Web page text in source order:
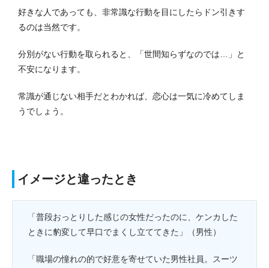
好きな人であっても、非常識な行動を目にしたらドン引きす
るのは当然です。
分別がない行動を取られると、「世間知らずなのでは…」と
不安になります。
常識が通じない相手だとわかれば、恋心は一気に冷めてしま
うでしょう。
イメージと違ったとき
「普段おっとりした感じの女性だったのに、ケンカした
ときに豹変して早口でまくし立ててきた」（男性）
「職場の憧れの的で好意を寄せていた男性社員。スーツ